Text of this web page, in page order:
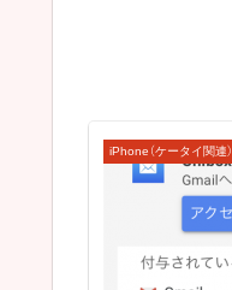
iPhone（ケータイ関連）